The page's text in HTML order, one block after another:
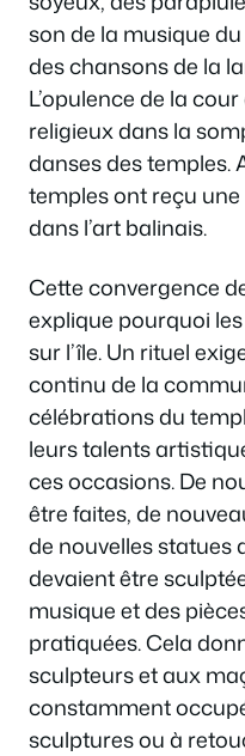
son de la musique
des chansons de la
L’opulence de la
religieux dans la
danses des temples.
temples ont reçu
dans l’art balinais.
Cette convergence
explique pourquoi
sur l’île. Un rituel
continu de la
célébrations du
leurs talents
ces occasions. De
être faites, de
de nouvelles statues
devaient être
musique et des
pratiquées. Cela
sculpteurs et aux
constamment
sculptures ou à